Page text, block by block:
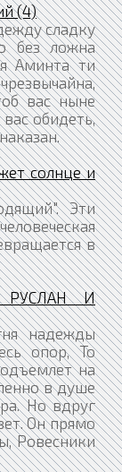
(4)
сладку
без ложна
Аминта ти
вас ныне
обидеть,
солнце и
Эти
в
РУСЛАН И
надежды
опор, То
на
в душе
Но вдруг
Он прямо
Ровесники